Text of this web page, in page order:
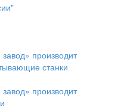
производит
станки
производит